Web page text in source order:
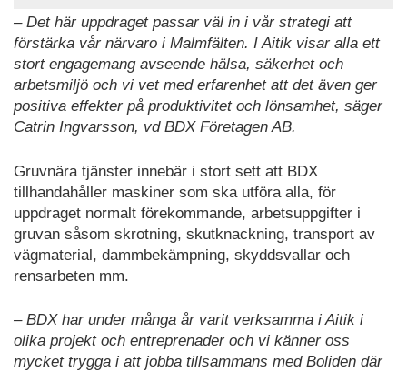
– Det här uppdraget passar väl in i vår strategi att
förstärka vår närvaro i Malmfälten. I Aitik visar alla ett
stort engagemang avseende hälsa, säkerhet och
arbetsmiljö och vi vet med erfarenhet att det även ger
positiva effekter på produktivitet och lönsamhet, säger
Catrin Ingvarsson, vd BDX Företagen AB.
Gruvnära tjänster innebär i stort sett att BDX
tillhandahåller maskiner som ska utföra alla, för
uppdraget normalt förekommande, arbetsuppgifter i
gruvan såsom skrotning, skutknackning, transport av
vägmaterial, dammbekämpning, skyddsvallar och
rensarbeten mm.
– BDX har under många år varit verksamma i Aitik i
olika projekt och entreprenader och vi känner oss
mycket trygga i att jobba tillsammans med Boliden där